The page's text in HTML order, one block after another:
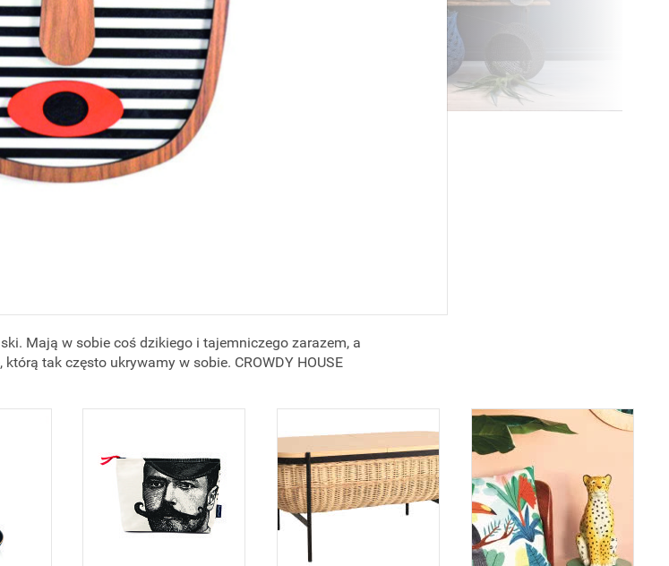
Mają w sobie coś dzikiego i tajemniczego zarazem, a
tak często ukrywamy w sobie. CROWDY HOUSE